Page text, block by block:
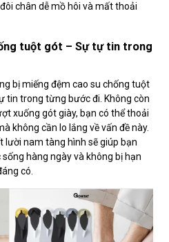
chân dễ mồ hôi và mất thoải
tuột gót – Sự tự tin trong
bị miếng đệm cao su chống tuột
tin trong từng bước đi. Không còn
xuống gót giày, bạn có thể thoải
không cần lo lắng về vấn đề này.
nam tàng hình sẽ giúp bạn
hàng ngày và không bị hạn
có.